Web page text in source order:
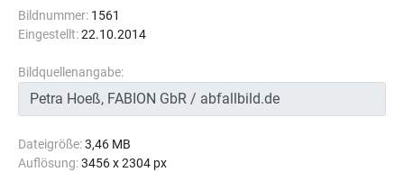
Bildnummer: 1561
Eingestellt:22.10.2014
Bildquellenangabe:
Dateigröße:3,46 MB
Auflösung:3456 x 2304 px